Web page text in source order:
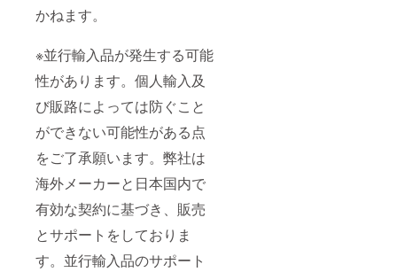
かねます。
※並行輸入品が発生する可能
性があります。個人輸入及
び販路によっては防ぐこと
ができない可能性がある点
をご了承願います。弊社は
海外メーカーと日本国内で
有効な契約に基づき、販売
とサポートをしておりま
す。並行輸入品のサポート